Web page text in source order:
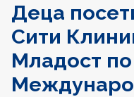
Деца
Сити
Младост по